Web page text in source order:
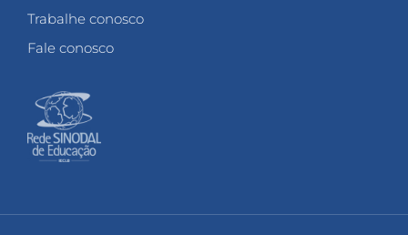
Trabalhe conosco
Fale conosco